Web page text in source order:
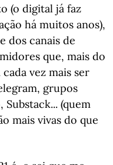
(o digital já faz
há muitos anos),
dos canais de
que, mais do
vez mais ser
grupos
(quem
mais vivas do que